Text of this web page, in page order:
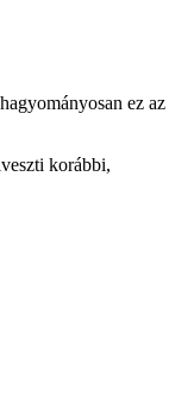
ez az
korábbi,